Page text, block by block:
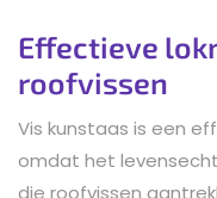
Effectieve
roofvissen
Vis kunstaas is een
omdat het
die roofvissen